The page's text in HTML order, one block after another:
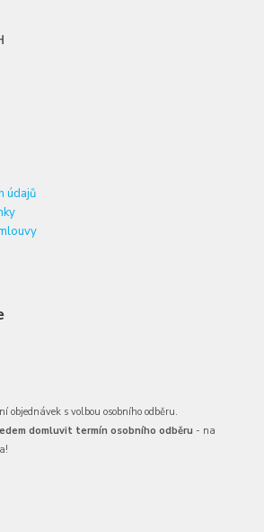
údajů
objednávek s volbou osobního odběru.
domluvit termín osobního odběru - na